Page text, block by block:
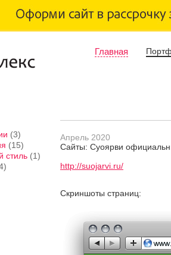
Главная
(3)
(15)
стиль (1)
Апрель 2020
Сайты: Суоярви
http://suojarvi.ru/
Скриншоты страниц: